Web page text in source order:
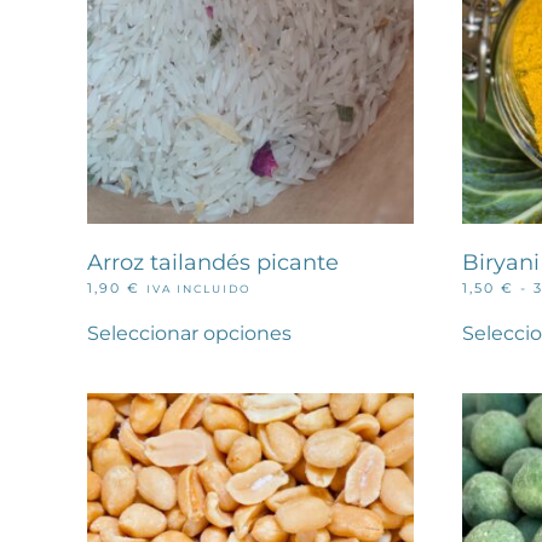
en
la
página
de
producto
Arroz tailandés picante
1,90 € IVA INCLUIDO
Seleccionar opcionesproducto
variantes.
Las
opciones
se
pueden
elegir
1,50 € -